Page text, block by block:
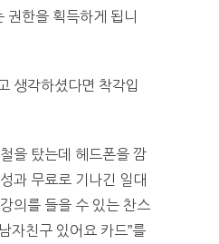
권한을 획득하게 됩니
생각하셨다면 착각입
을 탔는데 헤드폰을 깜
과 무료로 기나긴 일대
의를 들을 수 있는 찬스
자친구 있어요 카드”를